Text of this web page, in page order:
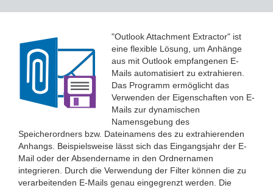
"Outlook Attachment Extractor" ist
eine flexible Lösung, um Anhänge
aus mit Outlook empfangenen E-
Mails automatisiert zu extrahieren.
Das Programm ermöglicht das
Verwenden der Eigenschaften von E-
Mails zur dynamischen
Namensgebung des
Speicherordners bzw. Dateinamens des zu extrahierenden
Anhangs. Beispielsweise lässt sich das Eingangsjahr der E-
Mail oder der Absendername in den Ordnernamen
integrieren. Durch die Verwendung der Filter können die zu
verarbeitenden E-Mails genau eingegrenzt werden. Die